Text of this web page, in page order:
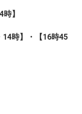
】
時】・【16時45